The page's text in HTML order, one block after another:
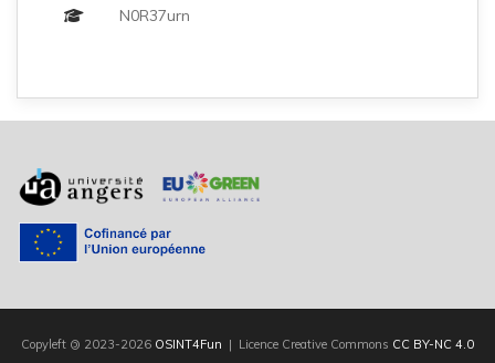
N0R37urn
Copyleft © 2023-2026 OSINT4Fun | Licence Creative Commons CC BY-NC 4.0